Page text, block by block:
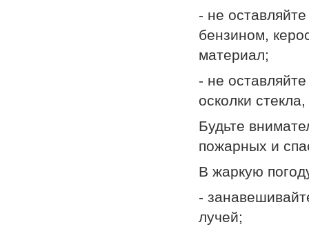
- не
бензином,
материал;
- не
осколки
Будьте
пожарных и
В жаркую
-
лучей;